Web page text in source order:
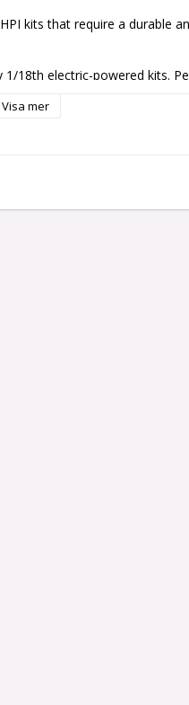
kits that require a durable
18th electric-powered kits.
Visa mer